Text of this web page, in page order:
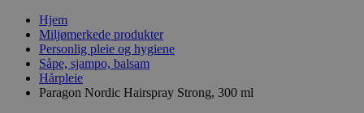
Hjem
Miljømerkede produkter
Personlig pleie og hygiene
Såpe, sjampo, balsam
Hårpleie
Paragon Nordic Hairspray Strong, 300 ml